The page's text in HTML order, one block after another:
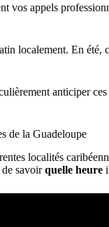
vos appels
localement. En été,
anticiper
de la Guadeloupe
localités
savoirquelle heure